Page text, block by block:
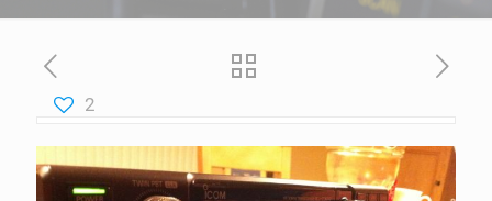
2